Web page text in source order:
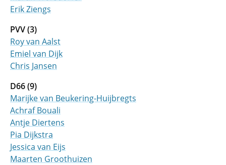
Erik Ziengs
PVV (3)
Roy van Aalst
Emiel van Dijk
Chris Jansen
D66 (9)
Marijke van Beukering-Huijbregts
Achraf Bouali
Antje Diertens
Pia Dijkstra
Jessica van Eijs
Maarten Groothuizen